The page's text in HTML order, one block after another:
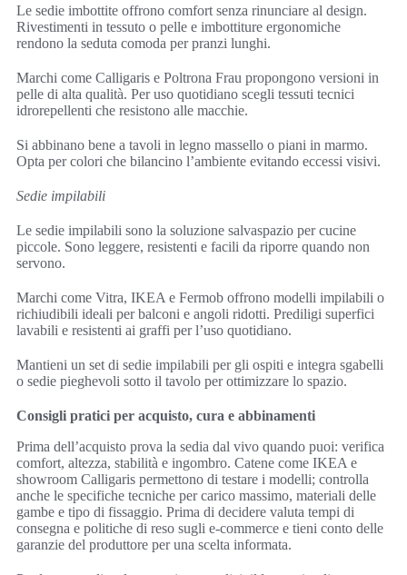
Le sedie imbottite offrono comfort senza rinunciare al design.
Rivestimenti in tessuto o pelle e imbottiture ergonomiche
rendono la seduta comoda per pranzi lunghi.
Marchi come Calligaris e Poltrona Frau propongono versioni in
pelle di alta qualità. Per uso quotidiano scegli tessuti tecnici
idrorepellenti che resistono alle macchie.
Si abbinano bene a tavoli in legno massello o piani in marmo.
Opta per colori che bilancino l’ambiente evitando eccessi visivi.
Sedie impilabili
Le sedie impilabili sono la soluzione salvaspazio per cucine
piccole. Sono leggere, resistenti e facili da riporre quando non
servono.
Marchi come Vitra, IKEA e Fermob offrono modelli impilabili o
richiudibili ideali per balconi e angoli ridotti. Prediligi superfici
lavabili e resistenti ai graffi per l’uso quotidiano.
Mantieni un set di sedie impilabili per gli ospiti e integra sgabelli
o sedie pieghevoli sotto il tavolo per ottimizzare lo spazio.
Consigli pratici per acquisto, cura e abbinamenti
Prima dell’acquisto prova la sedia dal vivo quando puoi: verifica
comfort, altezza, stabilità e ingombro. Catene come IKEA e
showroom Calligaris permettono di testare i modelli; controlla
anche le specifiche tecniche per carico massimo, materiali delle
gambe e tipo di fissaggio. Prima di decidere valuta tempi di
consegna e politiche di reso sugli e‑commerce e tieni conto delle
garanzie del produttore per una scelta informata.